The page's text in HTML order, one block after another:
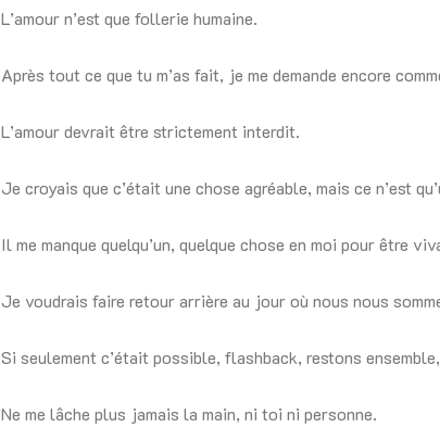
L’amour n’est que follerie humaine.
Après tout ce que tu m’as fait, je me demande encore
L’amour devrait être strictement interdit.
Je croyais que c’était une chose agréable, mais ce n’est
Il me manque quelqu’un, quelque chose en moi pour être
Je voudrais faire retour arrière au jour où nous nous
Si seulement c’était possible, flashback, restons
Ne me lâche plus jamais la main, ni toi ni personne.